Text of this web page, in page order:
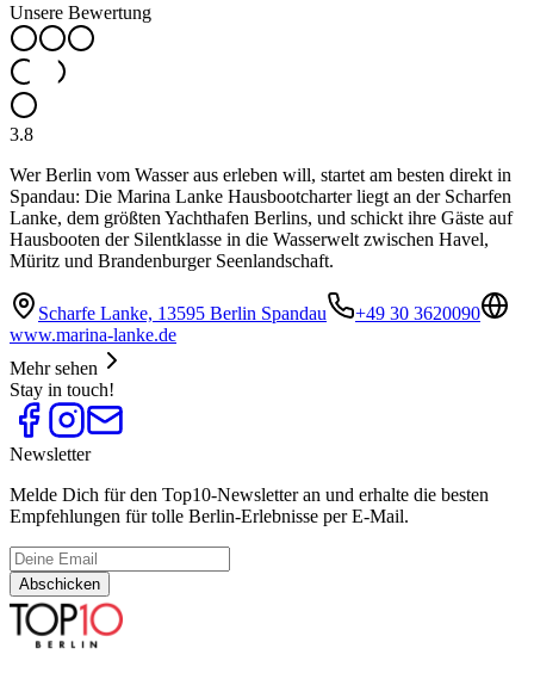
Unsere Bewertung
3.8
Wer Berlin vom Wasser aus erleben will, startet am besten direkt in
Spandau: Die Marina Lanke Hausbootcharter liegt an der Scharfen
Lanke, dem größten Yachthafen Berlins, und schickt ihre Gäste auf
Hausbooten der Silentklasse in die Wasserwelt zwischen Havel,
Müritz und Brandenburger Seenlandschaft.
Scharfe Lanke, 13595 Berlin Spandau
+49 30 3620090
www.marina-lanke.de
Mehr sehen
Stay in touch!
Newsletter
Melde Dich für den Top10-Newsletter an und erhalte die besten
Empfehlungen für tolle Berlin-Erlebnisse per E-Mail.
Abschicken